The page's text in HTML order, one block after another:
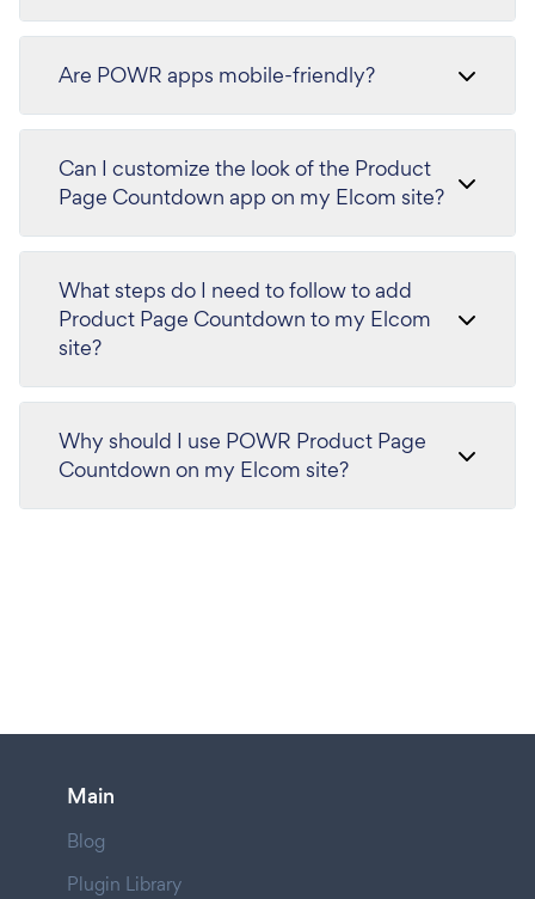
Are POWR apps mobile-friendly?
Can I customize the look of the Product
Page Countdown app on my Elcom site?
What steps do I need to follow to add
Product Page Countdown to my Elcom
site?
Why should I use POWR Product Page
Countdown on my Elcom site?
Main
Blog
Plugin Library